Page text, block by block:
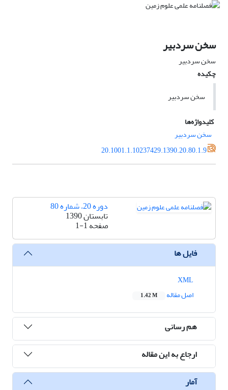
سخن سردبیر
سخن سردبیر
چکیده
سخن سردبیر
کلیدواژه‌ها
سخن سردبیر
20.1001.1.10237429.1390.20.80.1.9
دوره 20، شماره 80
تابستان 1390
صفحه1-1
فایل ها
اصل مقاله
1.42 M
هم رسانی
ارجاع به این مقاله
آمار